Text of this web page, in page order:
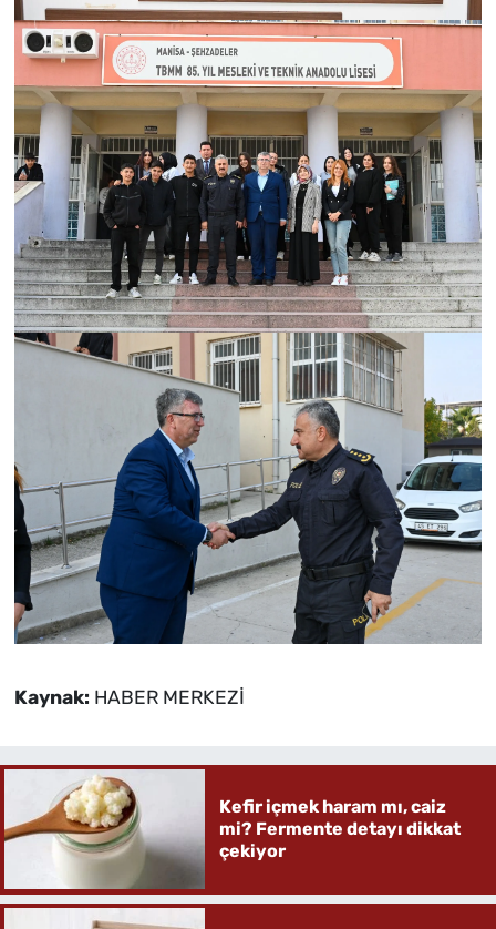
Kaynak: HABER MERKEZİ
Kefir içmek haram mı, caiz
mi? Fermente detayı dikkat
çekiyor